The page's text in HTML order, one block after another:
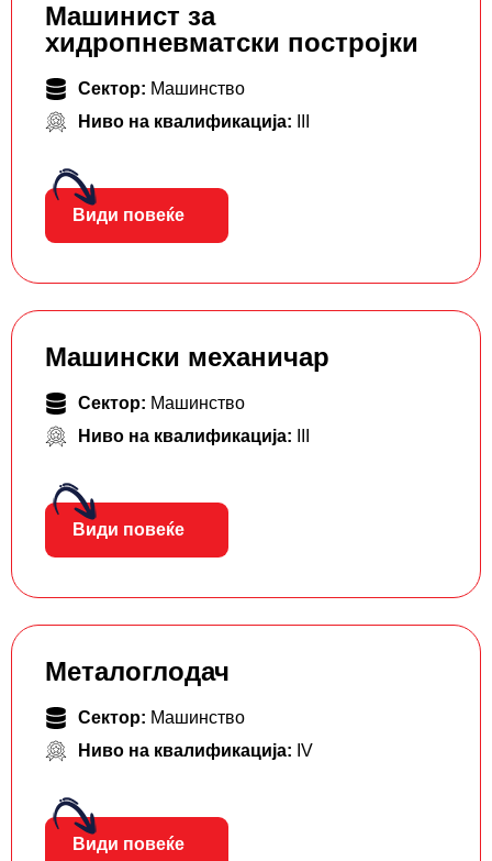
Машинист за
хидропневматски постројки
Сектор: Машинство
Ниво на квалификација:
Види повеќе
Машински механичар
Сектор: Машинство
Ниво на квалификација:
Види повеќе
Металоглодач
Сектор: Машинство
Ниво на квалификација: IV
Види повеќе